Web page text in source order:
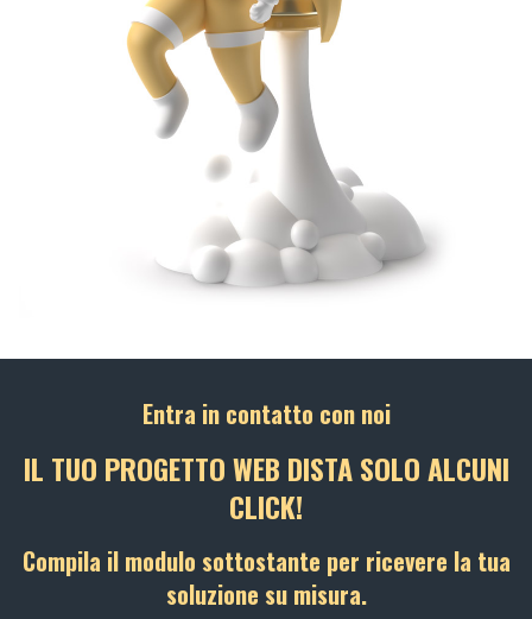
Entra in contatto con noi
IL TUO PROGETTO WEB DISTA SOLO ALCUNI
CLICK!
Compila il modulo sottostante per ricevere la tua
soluzione su misura.